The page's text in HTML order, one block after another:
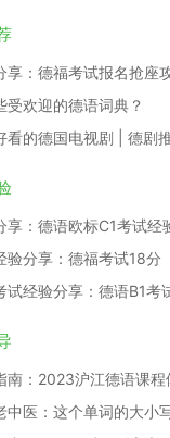
享：德福考试报名抢座
受欢迎的德语词典？
看的德国电视剧 | 德剧
享：德语欧标C1考试经
验分享：德福考试18分
试经验分享：德语B1考
南：2023沪江德语课程